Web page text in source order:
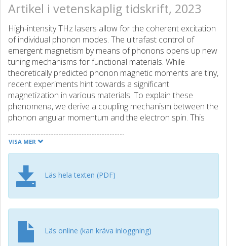
Artikel i vetenskaplig tidskrift, 2023
High-intensity THz lasers allow for the coherent excitation
of individual phonon modes. The ultrafast control of
emergent magnetism by means of phonons opens up new
tuning mechanisms for functional materials. While
theoretically predicted phonon magnetic moments are tiny,
recent experiments hint towards a significant
magnetization in various materials. To explain these
phenomena, we derive a coupling mechanism between the
phonon angular momentum and the electron spin. This
and spin-down channels and a resulting magnetization. We
estimate this magnetization on the example of the lowest
show an electronic magnetic moment of ≈10-1μB per unit
cell, depending on the doping level and electron
temperature.
VISA MER
Läs hela texten (PDF)
Läs online (kan kräva inloggning)